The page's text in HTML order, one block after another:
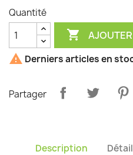
Quantité

 Derniers articles en
Partager
Description